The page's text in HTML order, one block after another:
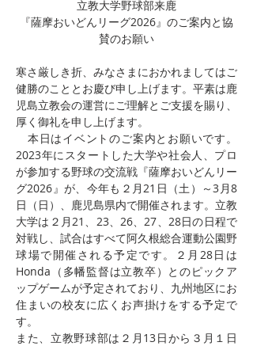
立教大学野球部来鹿
『薩摩おいどんリーグ2026』のご案内と協
賛のお願い
寒さ厳しき折、みなさまにおかれましてはご
健勝のこととお慶び申し上げます。平素は鹿
児島立教会の運営にご理解とご支援を賜り、
厚く御礼を申し上げます。
本日はイベントのご案内とお願いです。
2023年にスタートした大学や社会人、プロ
が参加する野球の交流戦『薩摩おいどんリー
グ2026』が、今年も２月21日（土）～3月8
日（日）、鹿児島県内で開催されます。立教
大学は２月21、23、26、27、28日の日程で
対戦し、試合はすべて阿久根総合運動公園野
球場で開催される予定です。２月28日は
Honda（多幡監督は立教卒）とのピックア
ップゲームが予定されており、九州地区にお
住まいの校友に広くお声掛けをする予定で
す。
また、立教野球部は２月13日から３月１日